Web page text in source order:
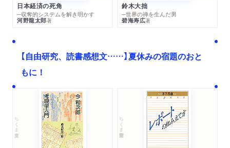
日本経済の死角
─収奪的システムを解き明かす
河野龍太郎著
鈴木大拙
─世界の禅を生んだ男
碧海寿広著
【自由研究、読書感想文……】夏休みの宿題のおと
もに！
ちくま文庫 ちくま学芸文庫